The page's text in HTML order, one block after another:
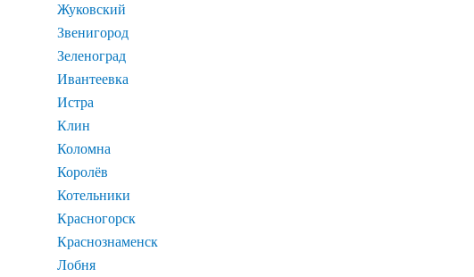
Жуковский
Звенигород
Зеленоград
Ивантеевка
Истра
Клин
Коломна
Королёв
Котельники
Красногорск
Краснознаменск
Лобня